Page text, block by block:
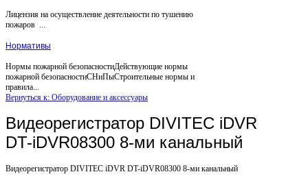
Лицензия на осуществление деятельности по тушению
пожаров ...
Нормативы
Нормы пожарной безопасностиДействующие нормы
пожарной безопасностиСНиПыСтроительные нормы и
правила...
Вернуться к: Оборудование и аксессуары
Видеорегистратор DIVITEC iDVR
DT-iDVR08300 8-ми канальный
Видеорегистратор DIVITEC iDVR DT-iDVR08300 8-ми канальный